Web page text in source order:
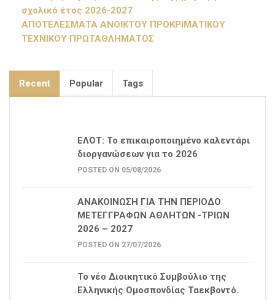
σχολικό έτος 2026-2027
ΑΠΟΤΕΛΕΣΜΑΤΑ ΑΝΟΙΚΤΟΥ ΠΡΟΚΡΙΜΑΤΙΚΟΥ
ΤΕΧΝΙΚΟΥ ΠΡΩΤΑΘΛΗΜΑΤΟΣ
Recent Popular Tags
ΕΛΟΤ: Το επικαιροποιημένο καλεντάρι
διοργανώσεων για το 2026
POSTED ON 05/08/2026
ΑΝΑΚΟΙΝΩΣΗ ΓΙΑ ΤΗΝ ΠΕΡΙΟΔΟ
ΜΕΤΕΓΓΡΑΦΩΝ ΑΘΛΗΤΩΝ -ΤΡΙΩΝ
2026 – 2027
POSTED ON 27/07/2026
Το νέο Διοικητικό Συμβούλιο της
Ελληνικής Ομοσπονδίας Ταεκβοντό.